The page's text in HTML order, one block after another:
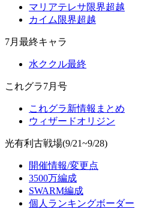
マリアテレサ限界超越
カイム限界超越
7月最終キャラ
水ククル最終
これグラ7月号
これグラ新情報まとめ
ウィザードオリジン
光有利古戦場(9/21~9/28)
開催情報/変更点
3500万編成
SWARM編成
個人ランキングボーダー